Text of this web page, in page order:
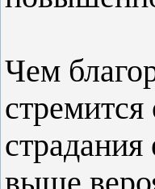
Чем
стремится
страдания